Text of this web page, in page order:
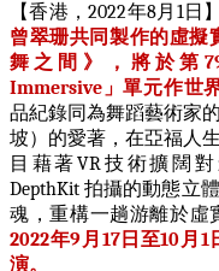
【香港，2022年8月 1 日】
曾翠珊共同製作的虛擬
舞之間》，將於第
Immersive 」單元作世
品紀錄同為舞蹈藝術家的
坡）的愛著，在亞福人
目藉著VR技術擴闊
DepthKit拍攝的動態立
魂，重構一趟游離於虛
2022年9 月 17日至10 月 1
演。